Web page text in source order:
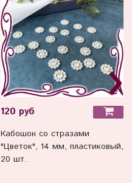
120 руб
Кабошон со стразами
"Цветок", 14 мм, пластиковый,
20 шт.